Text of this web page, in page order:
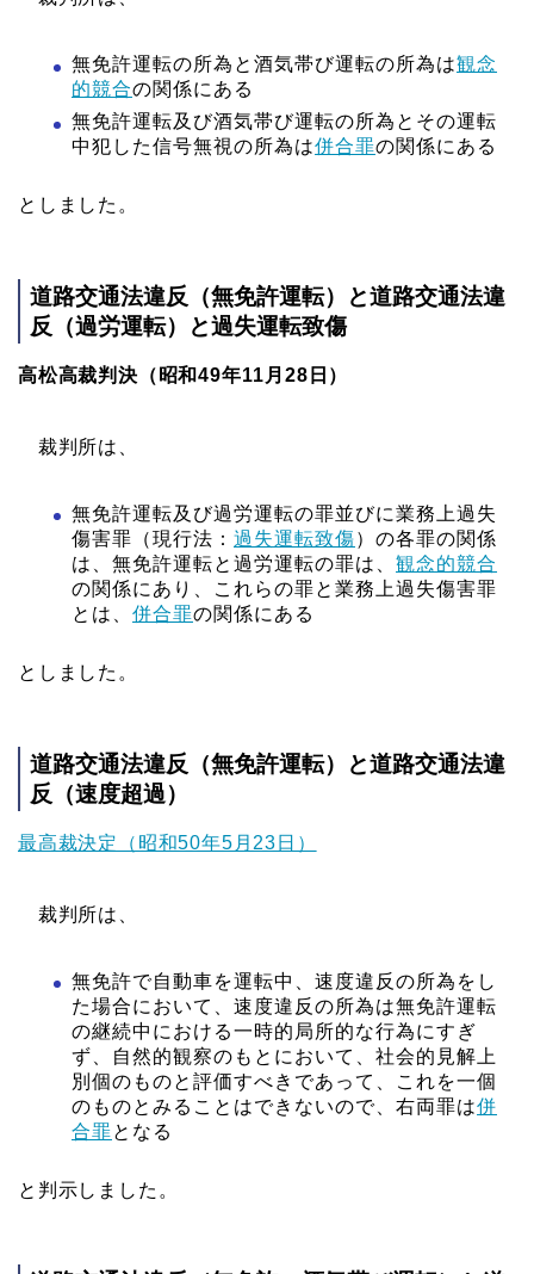
無免許運転の所為と酒気帯び運転の所為は観念
的競合の関係にある
無免許運転及び酒気帯び運転の所為とその運転
中犯した信号無視の所為は併合罪の関係にある
としました。
道路交通法違反（無免許運転）と道路交通法違
反（過労運転）と過失運転致傷
高松高裁判決（昭和49年11月28日）
裁判所は、
無免許運転及び過労運転の罪並びに業務上過失
傷害罪（現行法： 過失運転致傷）の各罪の関係
は、無免許運転と過労運転の罪は、 観念的競合
の関係にあり、これらの罪と業務上過失傷害罪
とは、 併合罪の関係にある
としました。
道路交通法違反（無免許運転）と道路交通法違
反（速度超過）
最高裁決定（昭和50年5月23日）
裁判所は、
無免許で自動車を運転中、速度違反の所為をし
た場合において、速度違反の所為は無免許運転
の継続中における一時的局所的な行為にすぎ
ず、自然的観察のもとにおいて、社会的見解上
別個のものと評価すべきであって、これを一個
のものとみることはできないので、右両罪は併
合罪となる
と判示しました。